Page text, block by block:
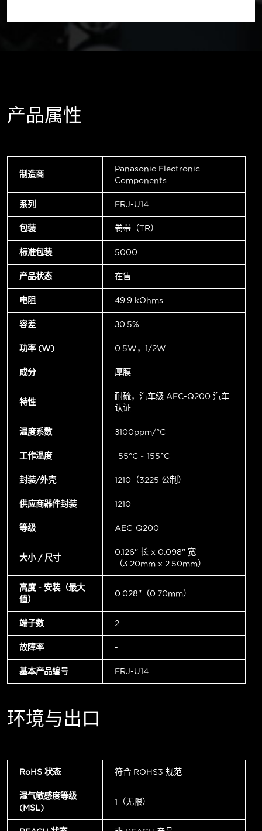
产品属性
制造商
Panasonic Electronic
Components
系列 ERJ-U14
包装 卷带（TR）
标准包装 5000
产品状态 在售
电阻 49.9 kOhms
容差 ±0.5%
功率 (W) 0.5W，1/2W
成分 厚膜
特性
耐硫，汽车级 AEC-Q200 汽车
认证
温度系数 ±100ppm/°C
工作温度 -55°C ~ 155°C
封装/外壳 1210（3225 公制）
供应商器件封装 1210
等级 AEC-Q200
大小 / 尺寸
0.126" 长 x 0.098" 宽
（3.20mm x 2.50mm）
高度 - 安装（最大
值）
0.028"（0.70mm）
端子数 2
故障率 -
基本产品编号 ERJ-U14
环境与出口
RoHS 状态 符合 ROHS3 规范
湿气敏感度等级
(MSL)
1（无限）